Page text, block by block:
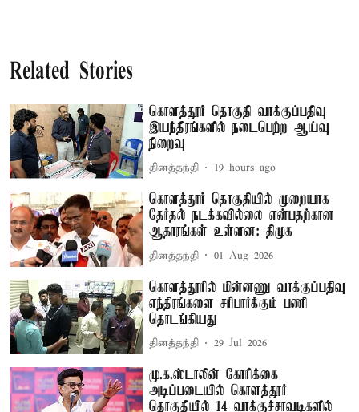
Related Stories
கொளத்தூர் தொகுதி வாக்குப்பதிவு
இயந்திரங்களில் நடைபெற்ற ஆய்வு
நிறைவு
தினத்தந்தி 19 hours ago
கொளத்தூர் தொகுதியில் முறையாக
தேர்தல் நடக்கவில்லை என்பதற்கான
ஆதாரங்கள் உள்ளன: திமுக
தினத்தந்தி 01 Aug 2026
கொளத்தூரில் மின்னணு வாக்குப்பதிவு
எந்திரங்களை சரிபார்க்கும் பணி
தொடங்கியது
தினத்தந்தி 29 Jul 2026
மு.க.ஸ்டாலின் கோரிக்கை
அடிப்படையில் கொளத்தூர்
தொகுதியில் 14 வாக்குச்சாவடிகளில்